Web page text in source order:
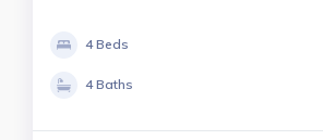
4 Beds
4 Baths